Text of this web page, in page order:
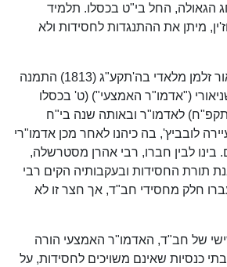
הגאולה, החל בי"ט בכסלו. תלמיד
מיתן את ההתנגדות לחסידות ולא
לאחר פטירת רבי שניאור זלמן מלאדי בה'תקע"ג (1813) התמנה
("אדמו"ר האמצעי") (ט' בכסלו
לאדמו"ר ובאותה שנה בי"ח
לובביץ', בה כיהנו לאחר מכן אדמו"רי
לבין חברו, רבי אהרן מסטרשלה,
תורת החסידות ובעקבותיה הקים רבי
חלק מחסידי חב"ד, אך חצר זו לא
של חב"ד, האדמו"ר האמצעי הורה
כנסיות שאינם משויכים לחסידות, על